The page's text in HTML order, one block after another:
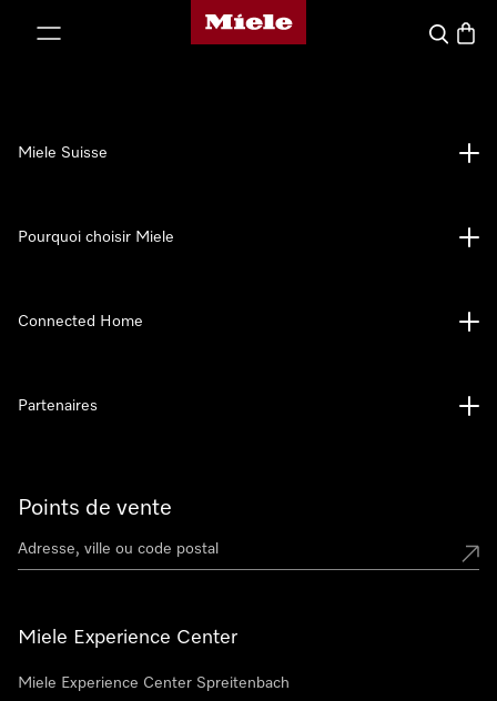
Page d'accueil de Miele
Search
Points de vente
Miele Experience Center
Miele Experience Center Spreitenbach
Miele Suisse
Pourquoi choisir Miele
Connected Home
Partenaires